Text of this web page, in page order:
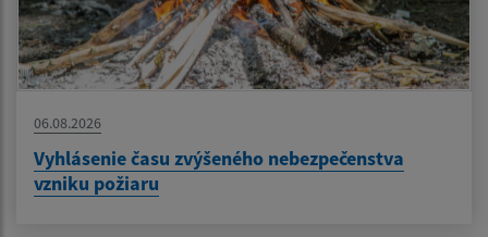
06.08.2026
Vyhlásenie času zvýšeného nebezpečenstva
vzniku požiaru